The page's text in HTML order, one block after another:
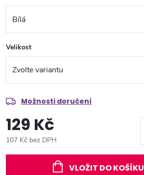
Velikost
Možnosti doručení
129 Kč
107 Kč bez DPH
VLOŽIT DO KOŠÍKU